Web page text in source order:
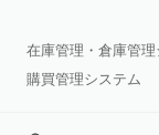
在庫管理・倉庫管理
購買管理システム